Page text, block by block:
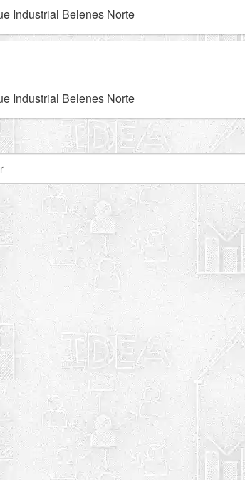
Industrial Belenes Norte
Industrial Belenes Norte